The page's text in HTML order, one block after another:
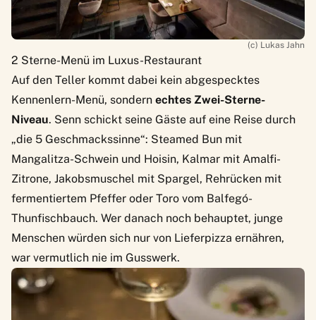
(c) Lukas Jahn
2 Sterne-Menü im Luxus-Restaurant
Auf den Teller kommt dabei kein abgespecktes
Kennenlern-Menü, sondern echtes Zwei-Sterne-
Niveau. Senn schickt seine Gäste auf eine Reise durch
„die 5 Geschmackssinne“: Steamed Bun mit
Mangalitza-Schwein und Hoisin, Kalmar mit Amalfi-
Zitrone, Jakobsmuschel mit Spargel, Rehrücken mit
fermentiertem Pfeffer oder Toro vom Balfegó-
Thunfischbauch. Wer danach noch behauptet, junge
Menschen würden sich nur von Lieferpizza ernähren,
war vermutlich nie im Gusswerk.